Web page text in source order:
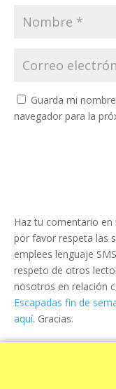
Guarda mi
navegador para la
Haz tu comentario en
por favor respeta las
emplees lenguaje
respeto de otros
nosotros en relación
Escapadas fin de
aquí. Gracias.